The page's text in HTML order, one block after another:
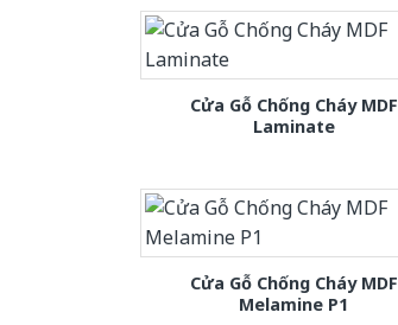
Cửa Gỗ Chống Cháy MDF
Laminate
Cửa Gỗ Chống Cháy MDF
Melamine P1